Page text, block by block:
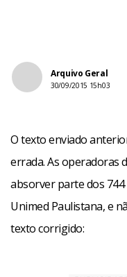
Arquivo Geral
30/09/2015 15h03
O texto enviado
errada. As operadoras
absorver parte dos
Unimed Paulistana, e
texto corrigido: